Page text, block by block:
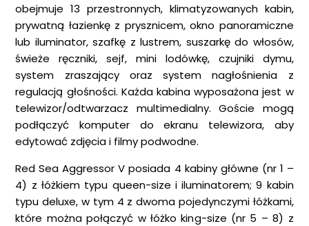
obejmuje 13 przestronnych, klimatyzowanych kabin,
prywatną łazienkę z prysznicem, okno panoramiczne
lub iluminator, szafkę z lustrem, suszarkę do włosów,
świeże ręczniki, sejf, mini lodówkę, czujniki dymu,
system zraszający oraz system nagłośnienia z
regulacją głośności. Każda kabina wyposażona jest w
telewizor/odtwarzacz multimedialny. Goście mogą
podłączyć komputer do ekranu telewizora, aby
edytować zdjęcia i filmy podwodne.
Red Sea Aggressor V posiada 4 kabiny główne (nr 1 –
4) z łóżkiem typu queen-size i iluminatorem; 9 kabin
typu deluxe, w tym 4 z dwoma pojedynczymi łóżkami,
które można połączyć w łóżko king-size (nr 5 – 8) z